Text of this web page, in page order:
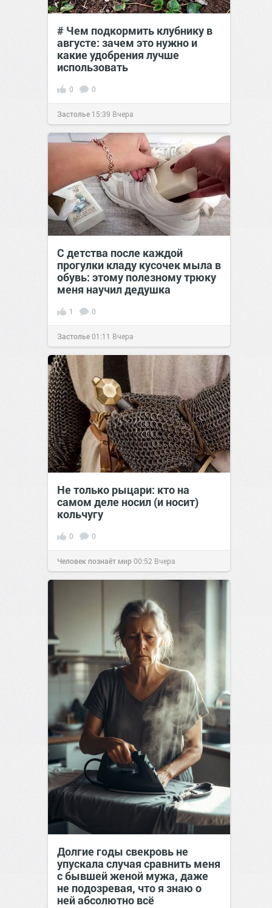
# Чем подкормить клубнику в
августе: зачем это нужно и
какие удобрения лучше
использовать
0 0
Застолье 15:39 Вчера
С детства после каждой
прогулки кладу кусочек мыла в
обувь: этому полезному трюку
меня научил дедушка
1 0
Застолье01:11 Вчера
Не только рыцари: кто на
самом деле носил (и носит)
кольчугу
0 0
Человек познаёт мир00:52 Вчера
Долгие годы свекровь не
упускала случая сравнить меня
с бывшей женой мужа, даже
не подозревая, что я знаю о
ней абсолютно всё